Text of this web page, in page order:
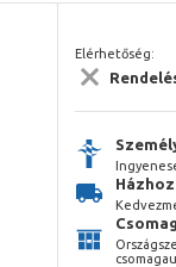
Elérhetőség: